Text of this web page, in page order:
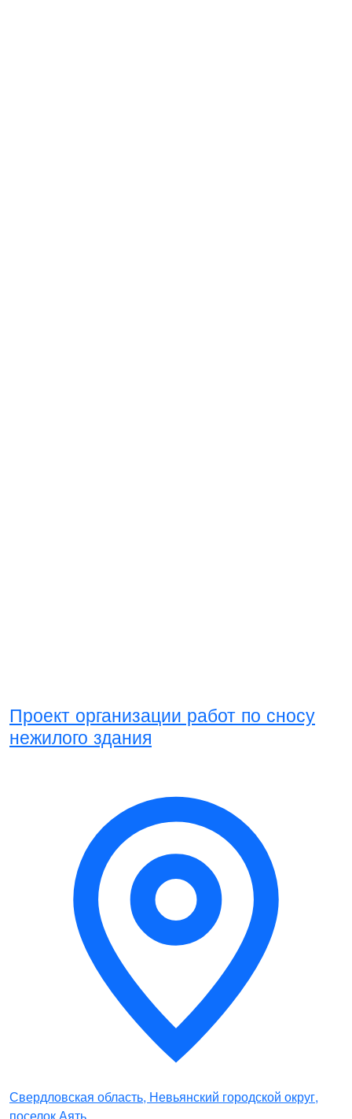
Проект организации работ по сносу
нежилого здания
Свердловская область, Невьянский городской округ,
поселок Аять